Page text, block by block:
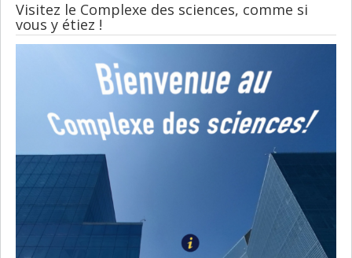
Visitez le Complexe des sciences, comme si
vous y étiez !